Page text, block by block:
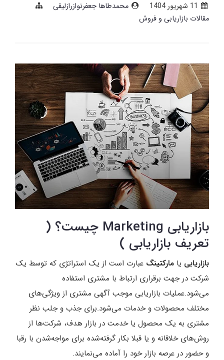
11 شهریور 1404
محمدطاها جعفرنوازرازلیقی
مقالات بازاریابی و فروش
بازاریابی Marketing چیست؟ (
تعریف بازاریابی )
بازاریابییا مارکتینگعبارت است از یک استراتژی که توسط یک
شرکت در جهت برقراری ارتباط با مشتری استفاده
می‌شود.عملیات بازاریابی موجب آگهی مشتری از ویژگی‌های
مختلف محصولات و خدمات می‌شود.برای جذب و جلب نظر
مشتری به یک محصول یا خدمت در بازار هدف، شرکت‌ها از
روش‌های خلاقانه و یا قبلا بکار گرفته‌شده برای مواجه‌شدن با رقبا
و حضور در عرصه بازار خود را آماده می‌نمایند.